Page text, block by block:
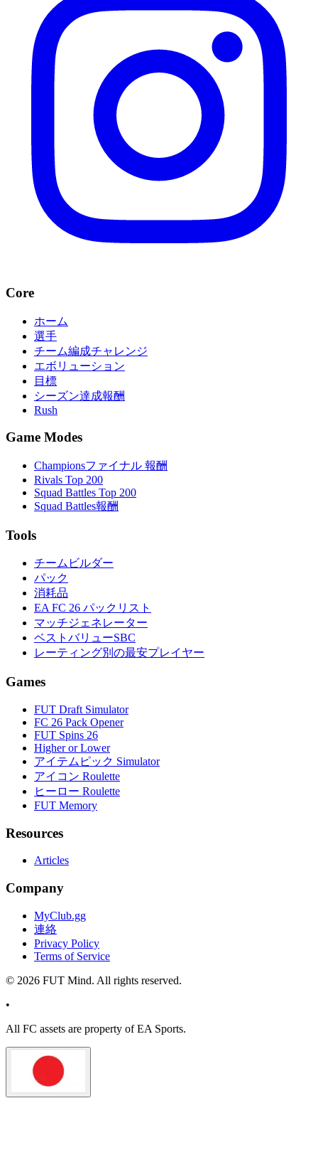
Core
ホーム
選手
チーム編成チャレンジ
エボリューション
目標
シーズン達成報酬
Rush
Game Modes
Championsファイナル 報酬
Rivals Top 200
Squad Battles Top 200
Squad Battles報酬
Tools
チームビルダー
パック
消耗品
EA FC 26 パックリスト
マッチジェネレーター
ベストバリューSBC
レーティング別の最安プレイヤー
Games
FUT Draft Simulator
FC 26 Pack Opener
FUT Spins 26
Higher or Lower
アイテムピック Simulator
アイコン Roulette
ヒーロー Roulette
FUT Memory
Resources
Articles
Company
MyClub.gg
連絡
Privacy Policy
Terms of Service
© 2026 FUT Mind. All rights reserved.
•
All FC assets are property of EA Sports.